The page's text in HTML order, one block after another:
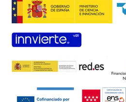
Pedir